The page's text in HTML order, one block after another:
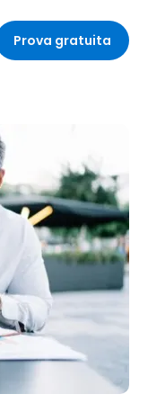
Prova gratuita